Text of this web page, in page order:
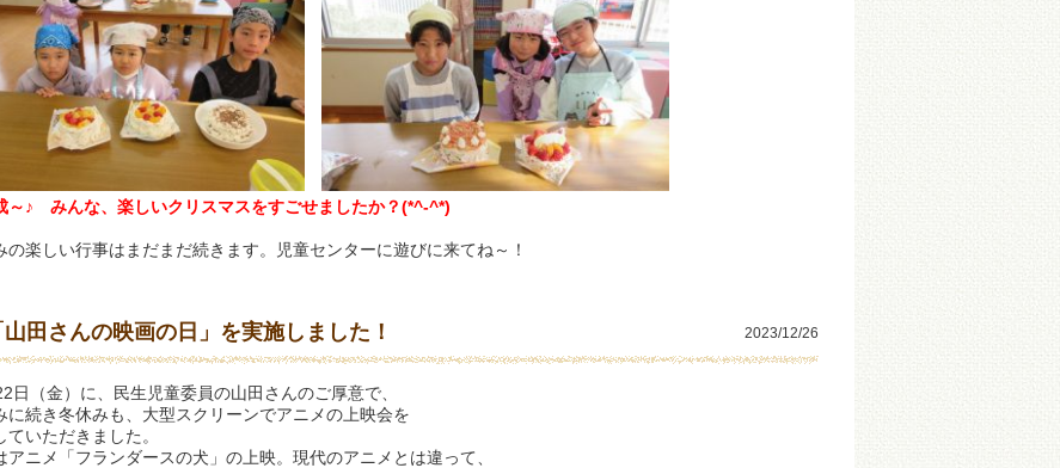
♪ みんな、楽しいクリスマスをすごせましたか？(*^-^*)
の楽しい行事はまだまだ続きます。児童センターに遊びに来てね～！
山田さんの映画の日」を実施しました！ 2023/12/26
日（金）に、民生児童委員の山田さんのご厚意で、
に続き冬休みも、大型スクリーンでアニメの上映会を
ていただきました。
アニメ「フランダースの犬」の上映。現代のアニメとは違って、